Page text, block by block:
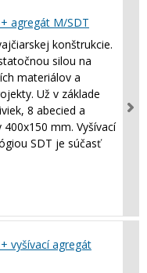
agregát M/SDT
konštrukcie.
silou na
materiálov a
Už v základe
8 abecied a
mm. Vyšívací
SDT je súčasť
vyšívací agregát